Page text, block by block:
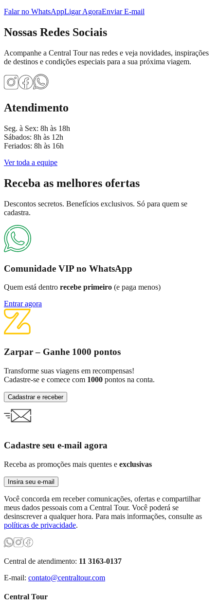
Falar no WhatsAppLigar AgoraEnviar E-mail
Nossas Redes Sociais
Acompanhe a Central Tour nas redes e veja novidades, inspirações
de destinos e condições especiais para a sua próxima viagem.
Atendimento
Seg. à Sex: 8h às 18h
Sábados: 8h às 12h
Feriados: 8h às 16h
Ver toda a equipe
Receba as melhores ofertas
Descontos secretos. Benefícios exclusivos. Só para quem se
cadastra.
Comunidade VIP no WhatsApp
Quem está dentro recebe primeiro (e paga menos)
Entrar agora
Zarpar – Ganhe 1000 pontos
Transforme suas viagens em recompensas!
Cadastre-se e comece com 1000 pontos na conta.
Cadastrar e receber
Cadastre seu e-mail agora
Receba as promoções mais quentes e exclusivas
Insira seu e-mail
Você concorda em receber comunicações, ofertas e compartilhar
meus dados pessoais com a Central Tour. Você poderá se
desinscrever a qualquer hora. Para mais informações, consulte as
políticas de privacidade.
Central de atendimento: 11 3163-0137
E-mail: contato@centraltour.com
Central Tour